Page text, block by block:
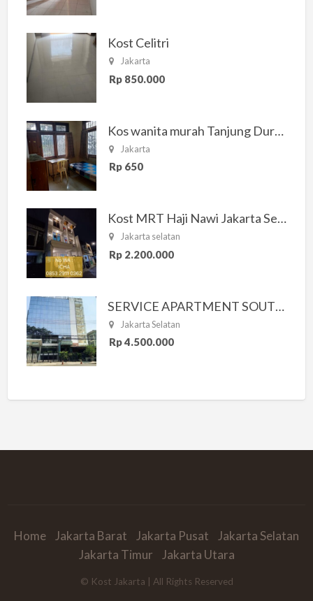
Kost Celitri
Jakarta
Rp 850.000
Kos wanita murah Tanjung Duren Jakarta Barat
Jakarta
Rp 650
Kost MRT Haji Nawi Jakarta Selatan
Jakarta selatan
Rp 2.200.000
SERVICE APARTMENT SOUTH RESIDENCE
Jakarta Selatan
Rp 4.500.000
Home Jakarta Barat Jakarta Pusat
Jakarta Selatan
Jakarta Timur
Jakarta Utara
© Kost Jakarta | All Rights Reserved